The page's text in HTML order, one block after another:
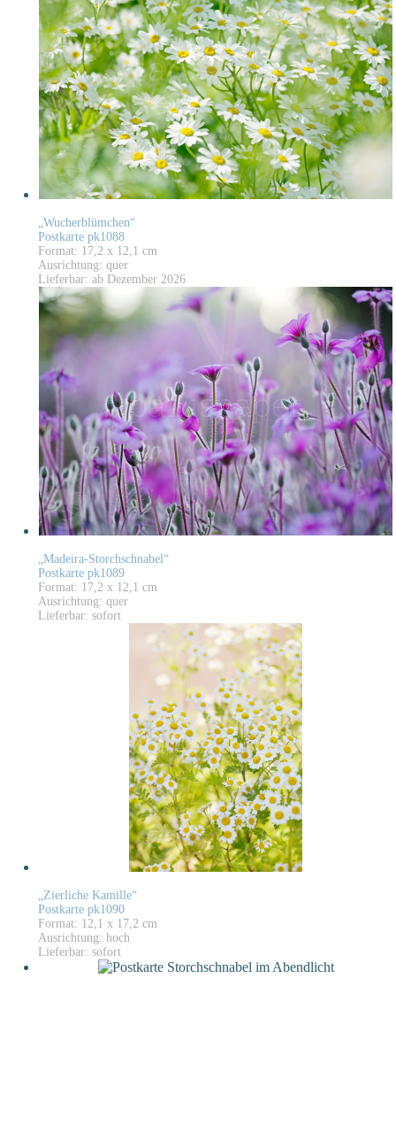
„Wucherblümchen“
Postkarte pk1088
Format: 17,2 x 12,1 cm
Ausrichtung: quer
Lieferbar: ab Dezember 2026
„Madeira-Storchschnabel“
Postkarte pk1089
Format: 17,2 x 12,1 cm
Ausrichtung: quer
Lieferbar: sofort
„Zierliche Kamille“
Postkarte pk1090
Format: 12,1 x 17,2 cm
Ausrichtung: hoch
Lieferbar: sofort